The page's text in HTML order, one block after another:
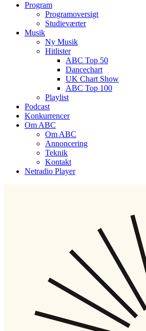
Program
Programoversigt
Studieværter
Musik
Ny Musik
Hitlister
ABC Top 50
Dancechart
UK Chart Show
ABC Top 100
Playlist
Podcast
Konkurrencer
Om ABC
Om ABC
Annoncering
Teknik
Kontakt
Netradio Player